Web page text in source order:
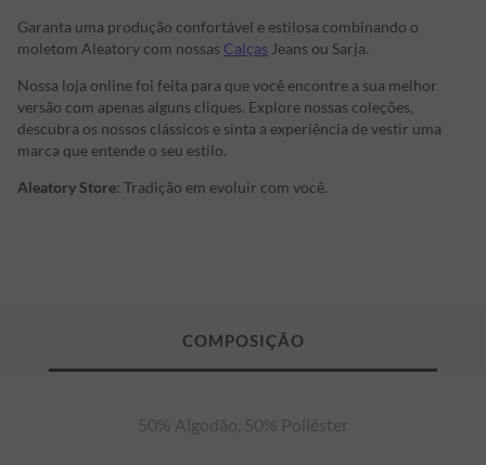
Garanta uma produção confortável e estilosa combinando o
moletom Aleatory com nossas Calças Jeans ou Sarja.
Nossa loja online foi feita para que você encontre a sua melhor
versão com apenas alguns cliques. Explore nossas coleções,
descubra os nossos clássicos e sinta a experiência de vestir uma
marca que entende o seu estilo.
Aleatory Store: Tradição em evoluir com você.
50% Algodão, 50% Poliéster